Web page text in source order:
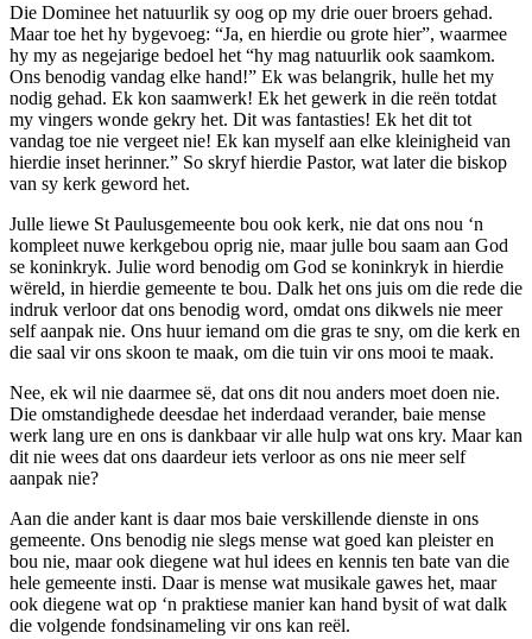
Die Dominee het natuurlik sy oog op my drie ouer broers gehad.
Maar toe het hy bygevoeg: “Ja, en hierdie ou grote hier”, waarmee
hy my as negejarige bedoel het “hy mag natuurlik ook saamkom.
Ons benodig vandag elke hand!” Ek was belangrik, hulle het my
nodig gehad. Ek kon saamwerk! Ek het gewerk in die reën totdat
my vingers wonde gekry het. Dit was fantasties! Ek het dit tot
vandag toe nie vergeet nie! Ek kan myself aan elke kleinigheid van
hierdie inset herinner.” So skryf hierdie Pastor, wat later die biskop
van sy kerk geword het.
Julle liewe St Paulusgemeente bou ook kerk, nie dat ons nou ‘n
kompleet nuwe kerkgebou oprig nie, maar julle bou saam aan God
se koninkryk. Julie word benodig om God se koninkryk in hierdie
wëreld, in hierdie gemeente te bou. Dalk het ons juis om die rede die
indruk verloor dat ons benodig word, omdat ons dikwels nie meer
self aanpak nie. Ons huur iemand om die gras te sny, om die kerk en
die saal vir ons skoon te maak, om die tuin vir ons mooi te maak.
Nee, ek wil nie daarmee së, dat ons dit nou anders moet doen nie.
Die omstandighede deesdae het inderdaad verander, baie mense
werk lang ure en ons is dankbaar vir alle hulp wat ons kry. Maar kan
dit nie wees dat ons daardeur iets verloor as ons nie meer self
aanpak nie?
Aan die ander kant is daar mos baie verskillende dienste in ons
gemeente. Ons benodig nie slegs mense wat goed kan pleister en
bou nie, maar ook diegene wat hul idees en kennis ten bate van die
hele gemeente insti. Daar is mense wat musikale gawes het, maar
ook diegene wat op ‘n praktiese manier kan hand bysit of wat dalk
die volgende fondsinameling vir ons kan reël.